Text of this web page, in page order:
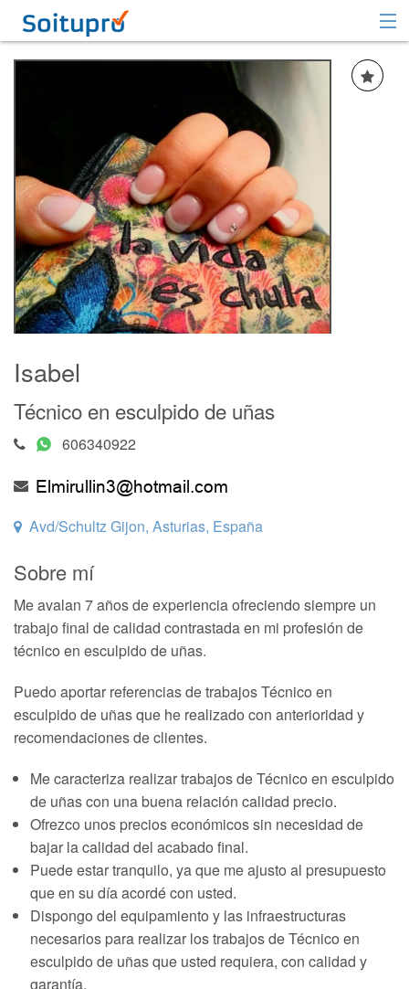
Recomendar
Registrarse
Iniciar sesión
Isabel
Técnico en esculpido de uñas
606340922
Avd/Schultz Gijon, Asturias, España
Sobre mí
Me avalan 7 años de experiencia ofreciendo siempre un
trabajo final de calidad contrastada en mi profesión de
técnico en esculpido de uñas.
Puedo aportar referencias de trabajos Técnico en
esculpido de uñas que he realizado con anterioridad y
recomendaciones de clientes.
Me caracteriza realizar trabajos de Técnico en esculpido
de uñas con una buena relación calidad precio.
Ofrezco unos precios económicos sin necesidad de
bajar la calidad del acabado final.
Puede estar tranquilo, ya que me ajusto al presupuesto
que en su día acordé con usted.
Dispongo del equipamiento y las infraestructuras
necesarios para realizar los trabajos de Técnico en
esculpido de uñas que usted requiera, con calidad y
garantía.